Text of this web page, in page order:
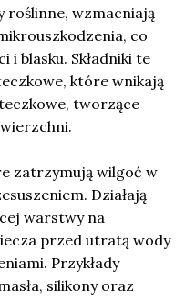
roślinne, wzmacniają
co
blasku. Składniki te
które wnikają
tworzące
zatrzymują wilgoć w
Działają
warstwy na
przed utratą wody
Przykłady
silikony oraz